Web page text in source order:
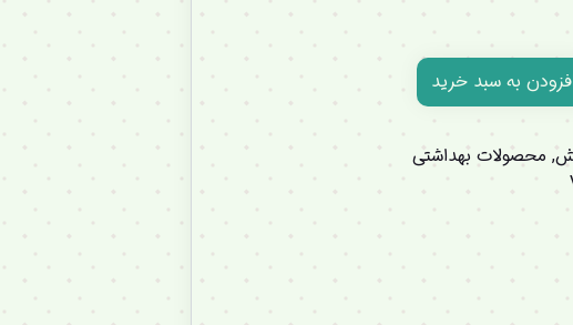
به سبد خرید
, محصولات بهداشتی